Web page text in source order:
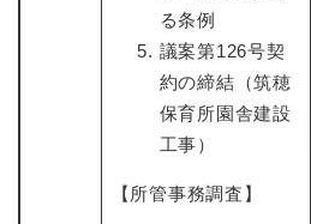
る条例
議案第126号契
約の締結（筑穂
保育所園舎建設
工事）
【所管事務調査】